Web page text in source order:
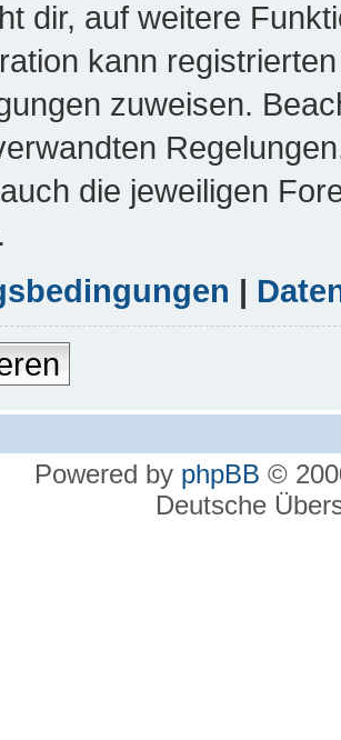
dir, auf weitere
kann
zuweisen.
die jeweiligen
|
Powered by phpBB ©
Deutsche